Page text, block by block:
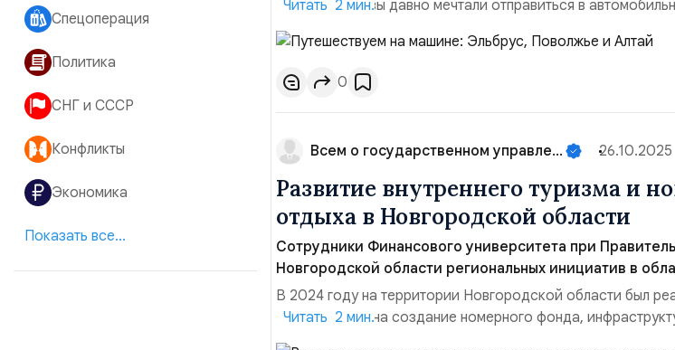
Спецоперация
Политика
СНГ и СССР
Конфликты
Экономика
Показать все...
России! Если вы давно мечтали отправиться в
самое время составить маршрут. Поездка на машине
расписания, останавливаться в самых живописных местах,
достопримечательности и наслаждаться дорогой не ме...
Читать 2 мин.
0
Всем о государственном управле... 26.10.2025
Развитие внутреннего туризма и
отдыха в Новгородской области
Сотрудники Финансового университета при
Новгородской области региональных инициатив в
В 2024 году на территории Новгородской области был
направленный на создание номерного фонда,
притяжения. Изначально эта инициатива входила в
Читать 2 мин.